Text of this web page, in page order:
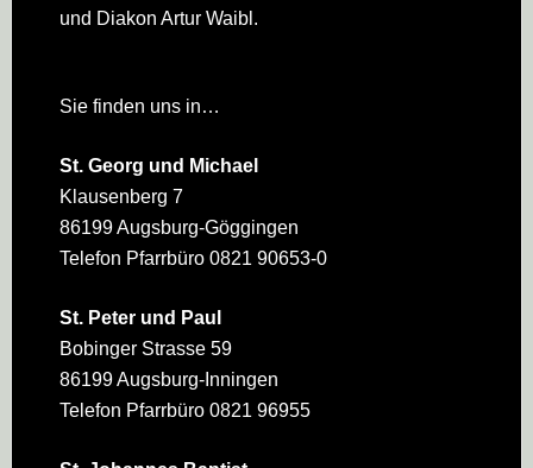
und Diakon Artur Waibl.
Sie finden uns in…
St. Georg und Michael
Klausenberg 7
86199 Augsburg-Göggingen
Telefon Pfarrbüro 0821 90653-0
St. Peter und Paul
Bobinger Strasse 59
86199 Augsburg-Inningen
Telefon Pfarrbüro 0821 96955